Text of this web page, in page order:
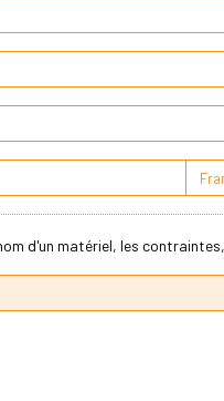
d'un matériel, les